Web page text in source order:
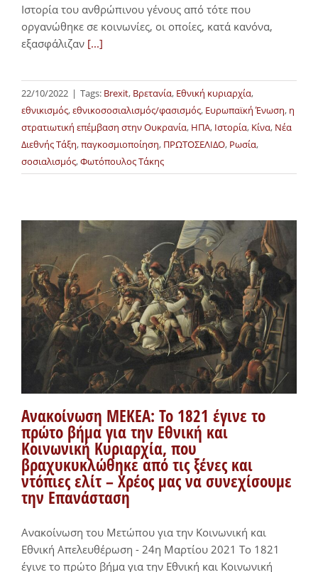
Ιστορία του ανθρώπινου γένους από τότε που
οργανώθηκε σε κοινωνίες, οι οποίες, κατά κανόνα,
εξασφάλιζαν [...]
22/10/2022 | Tags: Brexit, Βρετανία, Εθνική κυριαρχία,
εθνικισμός,εθνικοσοσιαλισμός/φασισμός, Ευρωπαϊκή Ένωση, η
στρατιωτική επέμβαση στην Ουκρανία, ΗΠΑ, Ιστορία, Κίνα, Νέα
Διεθνής Τάξη,παγκοσμιοποίηση, ΠΡΩΤΟΣΕΛΙΔΟ, Ρωσία,
σοσιαλισμός,Φωτόπουλος Τάκης
Ανακοίνωση ΜΕΚΕΑ: Το 1821 έγινε το
πρώτο βήμα για την Εθνική και
Κοινωνική Κυριαρχία, που
βραχυκυκλώθηκε από τις ξένες και
ντόπιες ελίτ – Χρέος μας να συνεχίσουμε
την Επανάσταση
Ανακοίνωση του Μετώπου για την Κοινωνική και
Εθνική Απελευθέρωση - 24η Μαρτίου 2021 Το 1821
έγινε το πρώτο βήμα για την Εθνική και Κοινωνική